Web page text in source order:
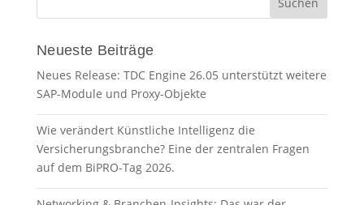
Neueste Beiträge
Neues Release: TDC Engine 26.05 unterstützt weitere
SAP-Module und Proxy-Objekte
Wie verändert Künstliche Intelligenz die
Versicherungsbranche? Eine der zentralen Fragen
auf dem BiPRO-Tag 2026.